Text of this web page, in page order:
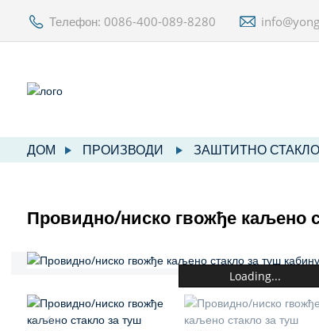
Телефон: 0086-400-089-8280
ДОМ ПРОИЗВОДИ ЗАШТИТНО
Провидно/ниско гвожђе каљено
Loading...